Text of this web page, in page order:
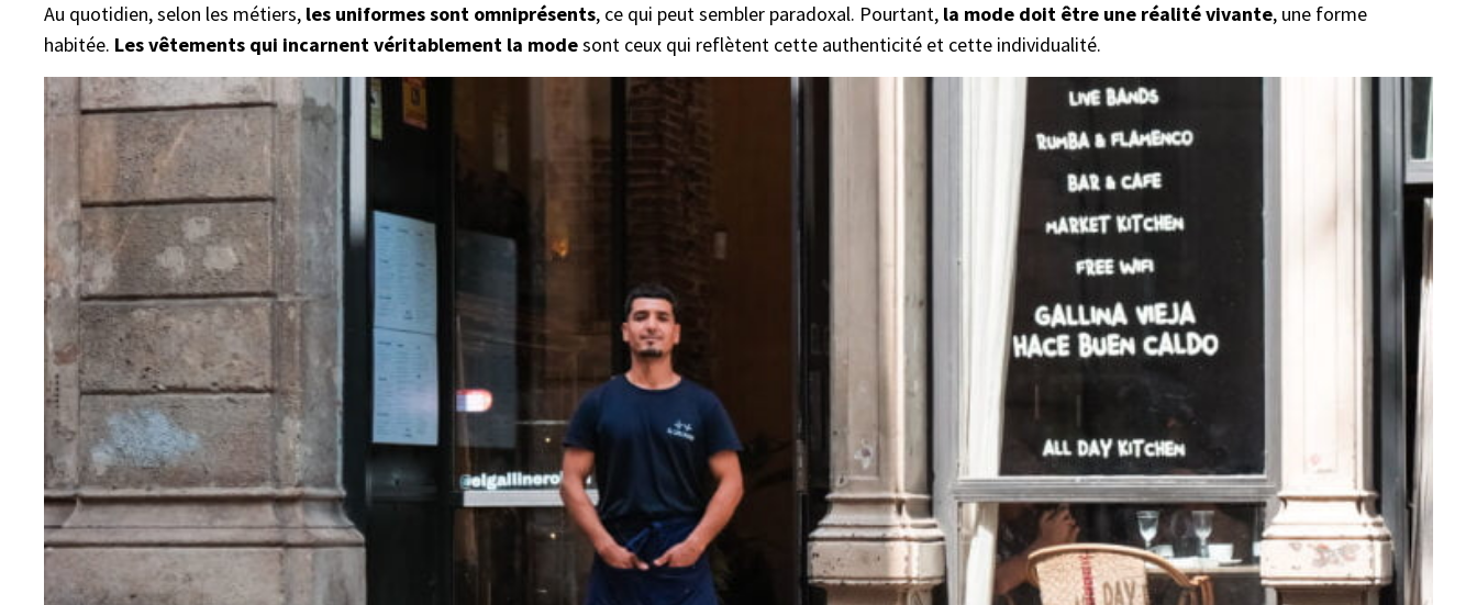
Au quotidien, selon les métiers, les uniformes sont omniprésents, ce qui peut sembler paradoxal. Pourtant, la mode doit être une réalité vivante, une forme
habitée. Les vêtements qui incarnent véritablement la modesont ceux qui reflètent cette authenticité et cette individualité.